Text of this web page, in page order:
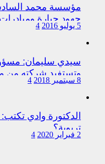
مؤسسة محمد
جهود جبارة
5 يوليو 2016 4
سيدي سليمان:
وتستفيد شركته من
8 سبتمبر 2018 4
الدكتورة وادي
تربوية؟
2 فبراير 2020 4